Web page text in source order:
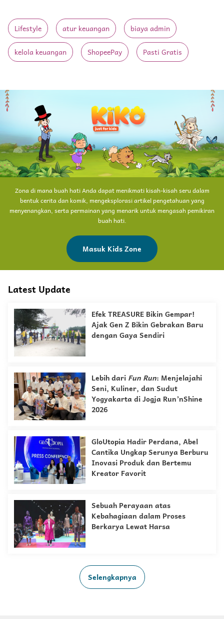
Lifestyle atur keuangan biaya admin
kelola keuangan ShopeePay Pasti Gratis
Zona di mana buah hati Anda dapat menikmati kisah-kisah seru dalam
bentuk cerita dan komik, mengeksplorasi artikel pengetahuan yang
menyenangkan, serta permainan yang menarik untuk mengasah pemikiran
buah hati.
Masuk Kids Zone
Latest Update
Efek TREASURE Bikin Gempar!
Ajak Gen Z Bikin Gebrakan Baru
dengan Gaya Sendiri
Lebih dari Fun Run: Menjelajahi
Seni, Kuliner, dan Sudut
Yogyakarta di Jogja Run’nShine
2026
GloUtopia Hadir Perdana, Abel
Cantika Ungkap Serunya Berburu
Inovasi Produk dan Bertemu
Kreator Favorit
Sebuah Perayaan atas
Kebahagiaan dalam Proses
Berkarya Lewat Harsa
Selengkapnya